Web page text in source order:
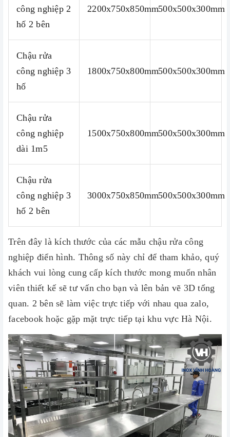
công nghiệp 2
hố 2 bên
2200x750x850mm500x500x300mm
Chậu rửa
công nghiệp 3
hố
1800x750x800mm500x500x300mm
Chậu rửa
công nghiệp
dài 1m5
1500x750x800mm500x500x300mm
Chậu rửa
công nghiệp 3
hố 2 bên
3000x750x850mm500x500x300mm
Trên đây là kích thước của các mẫu chậu rửa công
nghiệp điển hình. Thông số này chỉ để tham khảo, quý
khách vui lòng cung cấp kích thước mong muốn nhân
viên thiết kế sẽ tư vấn cho bạn và lên bản vẽ 3D tổng
quan. 2 bên sẽ làm việc trực tiếp với nhau qua zalo,
facebook hoặc gặp mặt trực tiếp tại khu vực Hà Nội.